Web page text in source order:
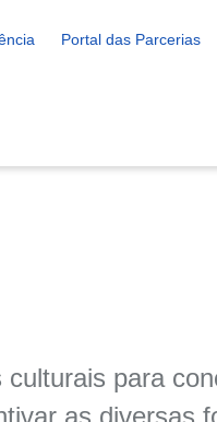
Portal das Parcerias
para
as diversas